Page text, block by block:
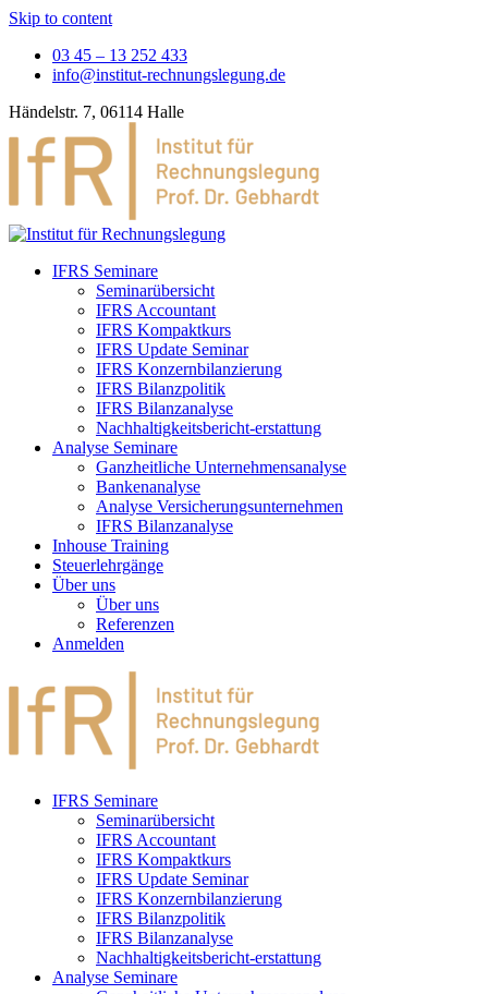
Skip to content
03 45 – 13 252 433
info@institut-rechnungslegung.de
Händelstr. 7, 06114 Halle
IFRS Seminare
Seminarübersicht
IFRS Accountant
IFRS Kompaktkurs
IFRS Update Seminar
IFRS Konzernbilanzierung
IFRS Bilanzpolitik
IFRS Bilanzanalyse
Nachhaltigkeitsbericht-erstattung
Analyse Seminare
Ganzheitliche Unternehmensanalyse
Bankenanalyse
Analyse Versicherungsunternehmen
IFRS Bilanzanalyse
Inhouse Training
Steuerlehrgänge
Über uns
Über uns
Referenzen
Anmelden
IFRS Seminare
Seminarübersicht
IFRS Accountant
IFRS Kompaktkurs
IFRS Update Seminar
IFRS Konzernbilanzierung
IFRS Bilanzpolitik
IFRS Bilanzanalyse
Nachhaltigkeitsbericht-erstattung
Analyse Seminare